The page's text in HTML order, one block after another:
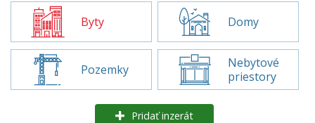
Byty Domy
Pozemky
Nebytové
priestory
Pridať inzerát